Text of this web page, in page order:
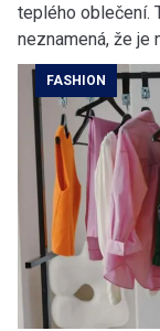
teplého oblečení.
neznamená, že je
FASHION